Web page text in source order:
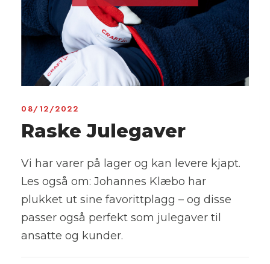
08/12/2022
Raske Julegaver
Vi har varer på lager og kan levere kjapt.
Les også om: Johannes Klæbo har
plukket ut sine favorittplagg – og disse
passer også perfekt som julegaver til
ansatte og kunder.